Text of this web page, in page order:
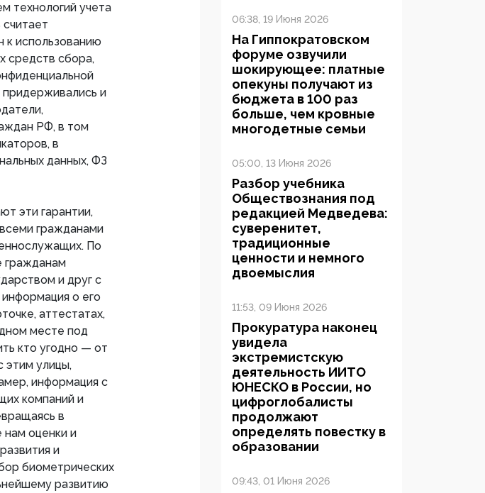
технологий учета
использованию
средств сбора,
придерживались и
РФ, в том
в
данных, ФЗ
эти гарантии,
гражданами
По
гражданам
и друг с
о его
аттестатах,
месте под
кто угодно — от
этим улицы,
информация с
компаний и
в
нам оценки и
и
биометрических
развитию
06:38, 19 Июня 2026
На Гиппократовском
форуме озвучили
шокирующее: платные
опекуны получают из
бюджета в 100 раз
больше, чем кровные
многодетные семьи
05:00, 13 Июня 2026
Разбор учебника
Обществознания под
редакцией Медведева:
суверенитет,
традиционные
ценности и немного
двоемыслия
11:53, 09 Июня 2026
Прокуратура наконец
увидела
экстремистскую
деятельность ИИТО
ЮНЕСКО в России, но
цифроглобалисты
продолжают
определять повестку в
образовании
09:43, 01 Июня 2026